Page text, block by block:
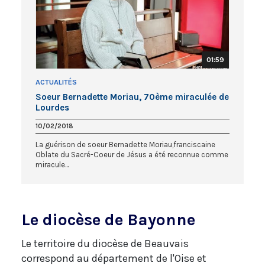
01:59
ACTUALITÉS
Soeur Bernadette Moriau, 70ème miraculée de
Lourdes
10/02/2018
La guérison de soeur Bernadette Moriau,franciscaine
Oblate du Sacré-Coeur de Jésus a été reconnue comme
miracule...
Le diocèse de Bayonne
Le territoire du diocèse de Beauvais
correspond au département de l'Oise et